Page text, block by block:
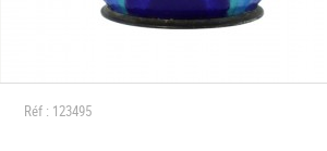
Réf : 123495